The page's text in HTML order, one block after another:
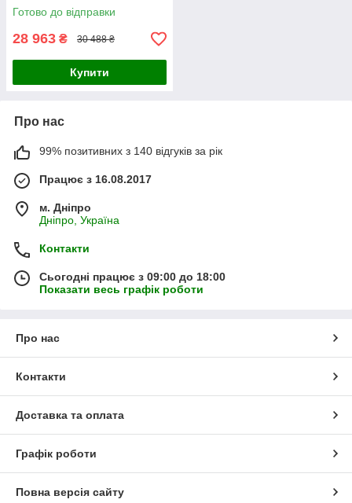
Готово до відправки
28 963 ₴ 30 488 ₴
Купити
Про нас
99% позитивних з 140 відгуків за рік
Працює з 16.08.2017
м. Дніпро
Дніпро, Україна
Контакти
Сьогодні працює з 09:00 до 18:00
Показати весь графік роботи
Про нас
Контакти
Доставка та оплата
Графік роботи
Повна версія сайту